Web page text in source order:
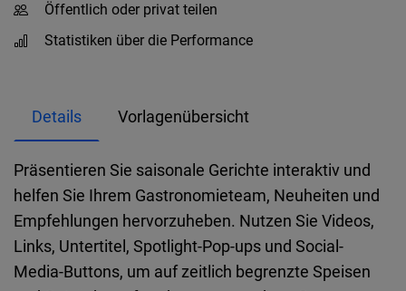
Öffentlich oder privat teilen
Statistiken über die Performance
Details Vorlagenübersicht
Präsentieren Sie saisonale Gerichte interaktiv und
helfen Sie Ihrem Gastronomieteam, Neuheiten und
Empfehlungen hervorzuheben. Nutzen Sie Videos,
Links, Untertitel, Spotlight-Pop-ups und Social-
Media-Buttons, um auf zeitlich begrenzte Speisen